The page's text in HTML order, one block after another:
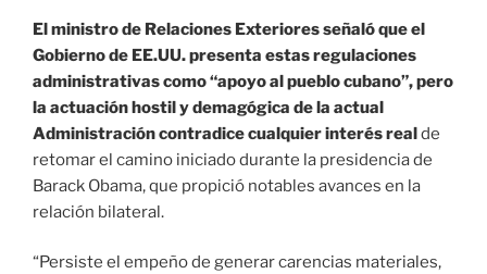
El ministro de Relaciones Exteriores señaló que el
Gobierno de EE.UU. presenta estas regulaciones
administrativas como “apoyo al pueblo cubano”, pero
la actuación hostil y demagógica de la actual
Administración contradice cualquier interés realde
retomar el camino iniciado durante la presidencia de
Barack Obama, que propició notables avances en la
relación bilateral.
“Persiste el empeño de generar carencias materiales,